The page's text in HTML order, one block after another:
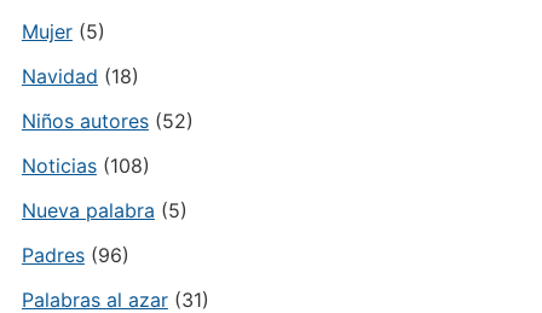
Mujer(5)
Navidad (18)
Niños autores(52)
Noticias(108)
Nueva palabra (5)
Padres(96)
Palabras al azar(31)